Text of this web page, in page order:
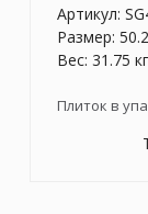
Артикул:
Размер:
Вес: 31.75 кг
Плиток в